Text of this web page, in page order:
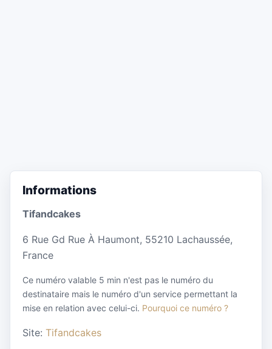
Informations
Tifandcakes
6 Rue Gd Rue À Haumont, 55210 Lachaussée,
France
Ce numéro valable 5 min n'est pas le numéro du
destinataire mais le numéro d'un service permettant la
mise en relation avec celui-ci. Pourquoi ce numéro ?
Site: Tifandcakes